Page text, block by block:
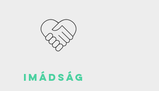
imádság